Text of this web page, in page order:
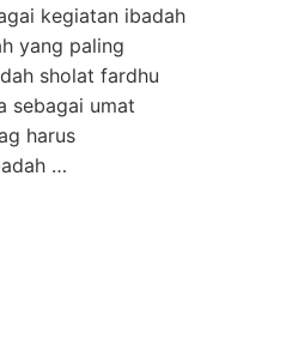
kegiatan ibadah
yang paling
sholat fardhu
sebagai umat
harus
…